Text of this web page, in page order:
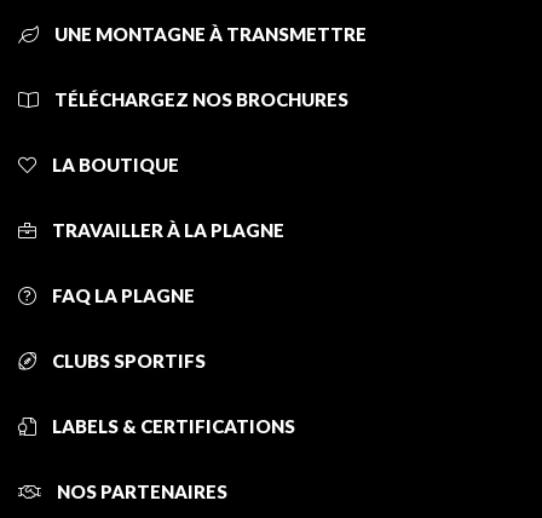
UNE MONTAGNE À TRANSMETTRE
TÉLÉCHARGEZ NOS BROCHURES
LA BOUTIQUE
TRAVAILLER À LA PLAGNE
FAQ LA PLAGNE
CLUBS SPORTIFS
LABELS & CERTIFICATIONS
NOS PARTENAIRES